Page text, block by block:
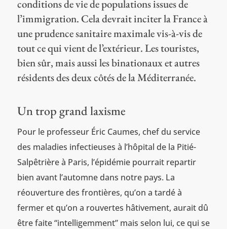
conditions de vie de populations issues de
l’immigration. Cela devrait inciter la France à
une prudence sanitaire maximale vis-à-vis de
tout ce qui vient de l’extérieur. Les touristes,
bien sûr, mais aussi les binationaux et autres
résidents des deux côtés de la Méditerranée.
Un trop grand laxisme
Pour le professeur Éric Caumes, chef du service
des maladies infectieuses à l’hôpital de la Pitié-
Salpêtrière à Paris, l’épidémie pourrait repartir
bien avant l’automne dans notre pays. La
réouverture des frontières, qu’on a tardé à
fermer et qu’on a rouvertes hâtivement, aurait dû
être faite “intelligemment” mais selon lui, ce qui se